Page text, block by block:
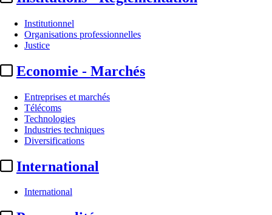
Institutionnel
Organisations professionnelles
Justice
Economie - Marchés
Entreprises et marchés
Télécoms
Technologies
Industries techniques
Diversifications
International
International